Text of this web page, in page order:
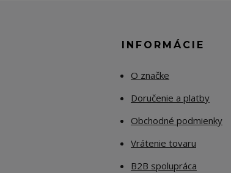
INFORMÁCIE
O značke
Doručenie a platby
Obchodné podmienky
Vrátenie tovaru
B2B spolupráca